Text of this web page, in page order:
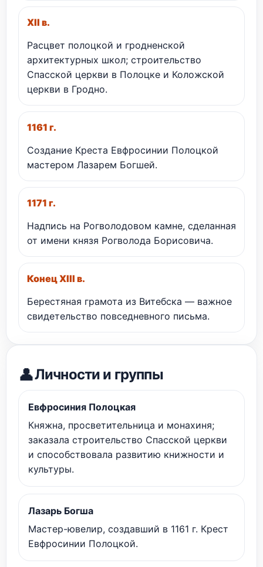
XII в.
Расцвет полоцкой и гродненской
архитектурных школ; строительство
Спасской церкви в Полоцке и Коложской
церкви в Гродно.
1161 г.
Создание Креста Евфросинии Полоцкой
мастером Лазарем Богшей.
1171 г.
Надпись на Рогволодовом камне, сделанная
от имени князя Рогволода Борисовича.
Конец XIII в.
Берестяная грамота из Витебска — важное
свидетельство повседневного письма.
👤Личности и группы
Евфросиния Полоцкая
Княжна, просветительница и монахиня;
заказала строительство Спасской церкви
и способствовала развитию книжности и
культуры.
Лазарь Богша
Мастер-ювелир, создавший в 1161 г. Крест
Евфросинии Полоцкой.